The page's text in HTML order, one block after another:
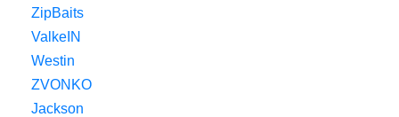
ZipBaits
ValkeIN
Westin
ZVONKO
Jackson